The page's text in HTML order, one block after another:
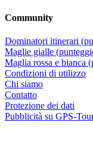
Community
Dominatori itinerari
Maglie gialle
Maglia rossa e bianca
Condizioni di utilizzo
Chi siamo
Contatto
Protezione dei dati
Pubblicità su GPS-